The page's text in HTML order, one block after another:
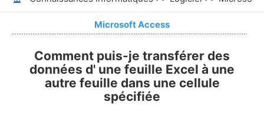
Microsoft Access
Comment puis-je transférer des
données d' une feuille Excel à une
autre feuille dans une cellule
spécifiée